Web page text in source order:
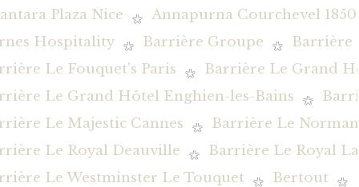
Plaza Nice
Annapurna Courchevel 1850
Hospitality
Barrière Groupe
Barrière
Le Fouquet's Paris
Barrière Le Grand
Le Grand Hôtel Enghien-les-Bains
Le Majestic Cannes
Barrière Le
Le Royal Deauville
Barrière Le Royal
Le Westminster Le Touquet
Bertout